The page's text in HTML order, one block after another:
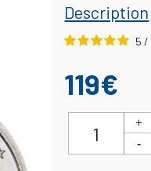
Description
5 /
119€